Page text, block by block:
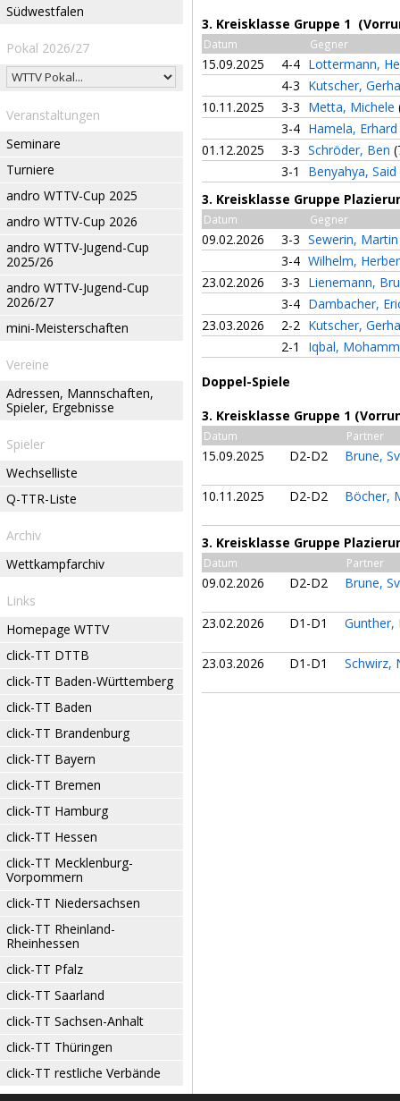
Südwestfalen
Pokal 2026/27
Veranstaltungen
Seminare
Turniere
andro WTTV-Cup 2025
andro WTTV-Cup 2026
andro WTTV-Jugend-Cup
2025/26
andro WTTV-Jugend-Cup
2026/27
mini-Meisterschaften
Vereine
Adressen, Mannschaften,
Spieler, Ergebnisse
Spieler
Wechselliste
Q-TTR-Liste
Archiv
Wettkampfarchiv
Links
Homepage WTTV
click-TT DTTB
click-TT Baden-Württemberg
click-TT Baden
click-TT Brandenburg
click-TT Bayern
click-TT Bremen
click-TT Hamburg
click-TT Hessen
click-TT Mecklenburg-
Vorpommern
click-TT Niedersachsen
click-TT Rheinland-
Rheinhessen
click-TT Pfalz
click-TT Saarland
click-TT Sachsen-Anhalt
click-TT Thüringen
click-TT restliche Verbände
3. Kreisklasse Gruppe 1
Datum Gegner
15.09.2025 4-4 Lottermann,
4-3 Kutscher,
10.11.2025
3-3 Metta, Michele
3-4 Hamela, Erhard
01.12.2025
3-3 Schröder, Ben
3-1
Benyahya, Said
3. Kreisklasse Gruppe
Datum Gegner
09.02.2026 3-3 Sewerin,
3-4 Wilhelm,
23.02.2026
3-3 Lienemann,
3-4 Dambacher,
23.03.2026
2-2 Kutscher,
2-1
Iqbal,
Doppel-Spiele
3. Kreisklasse Gruppe 1
Datum Partner
15.09.2025 D2-D2 Brune,
10.11.2025 D2-D2 Böcher,
3. Kreisklasse Gruppe
Datum Partner
09.02.2026 D2-D2 Brune,
23.02.2026 D1-D1
23.03.2026 D1-D1 Schwirz,